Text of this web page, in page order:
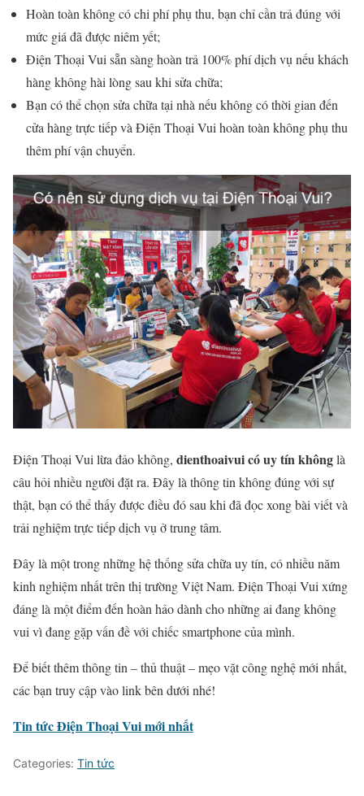
Hoàn toàn không có chi phí phụ thu, bạn chỉ cần trả đúng với
mức giá đã được niêm yết;
Điện Thoại Vui sẵn sàng hoàn trả 100% phí dịch vụ nếu khách
hàng không hài lòng sau khi sửa chữa;
Bạn có thể chọn sửa chữa tại nhà nếu không có thời gian đến
cửa hàng trực tiếp và Điện Thoại Vui hoàn toàn không phụ thu
thêm phí vận chuyển.
Điện Thoại Vui lừa đảo không, dienthoaivui có uy tín khônglà
câu hỏi nhiều người đặt ra. Đây là thông tin không đúng với sự
thật, bạn có thể thấy được điều đó sau khi đã đọc xong bài viết và
trải nghiệm trực tiếp dịch vụ ở trung tâm.
Đây là một trong những hệ thống sửa chữa uy tín, có nhiều năm
kinh nghiệm nhất trên thị trường Việt Nam. Điện Thoại Vui xứng
đáng là một điểm đến hoàn hảo dành cho những ai đang không
vui vì đang gặp vấn đề với chiếc smartphone của mình.
Để biết thêm thông tin – thủ thuật – mẹo vặt công nghệ mới nhất,
các bạn truy cập vào link bên dưới nhé!
Tin tức Điện Thoại Vui mới nhất
Categories: Tin tức